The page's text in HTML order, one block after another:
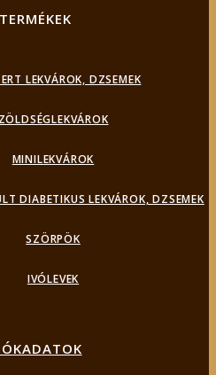
TERMÉKEK
LEKVÁROK, DZSEMEK
ZÖLDSÉGLEKVÁROK
MINILEKVÁROK
DIABETIKUS LEKVÁROK, DZSEMEK
SZÖRPÖK
IVÓLEVEK